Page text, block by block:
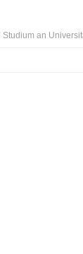
Studium an